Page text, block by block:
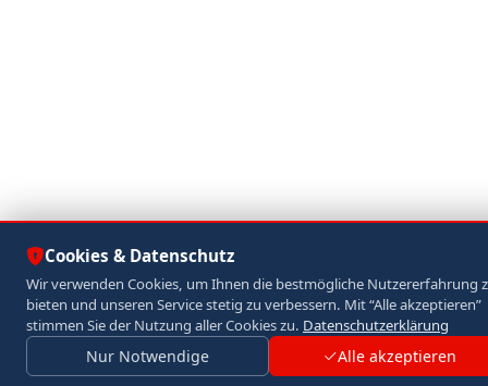
Cookies & Datenschutz
Wir verwenden Cookies, um Ihnen die bestmögliche Nutzererfahrung
bieten und unseren Service stetig zu verbessern. Mit “Alle akzeptieren”
stimmen Sie der Nutzung aller Cookies zu. Datenschutzerklärung
Nur Notwendige Alle akzeptieren